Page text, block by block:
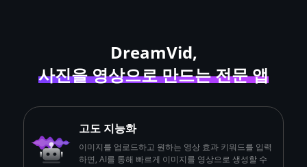
DreamVid,
사진을 영상으로 만드는 전문 앱
고도 지능화
이미지를 업로드하고 원하는 영상 효과 키워드를 입력
하면, AI를 통해 빠르게 이미지를 영상으로 생성할 수